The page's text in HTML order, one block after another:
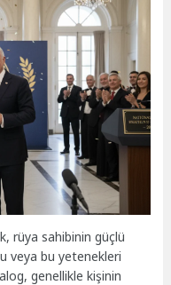
rüya sahibinin güçlü
veya bu yetenekleri
genellikle kişinin